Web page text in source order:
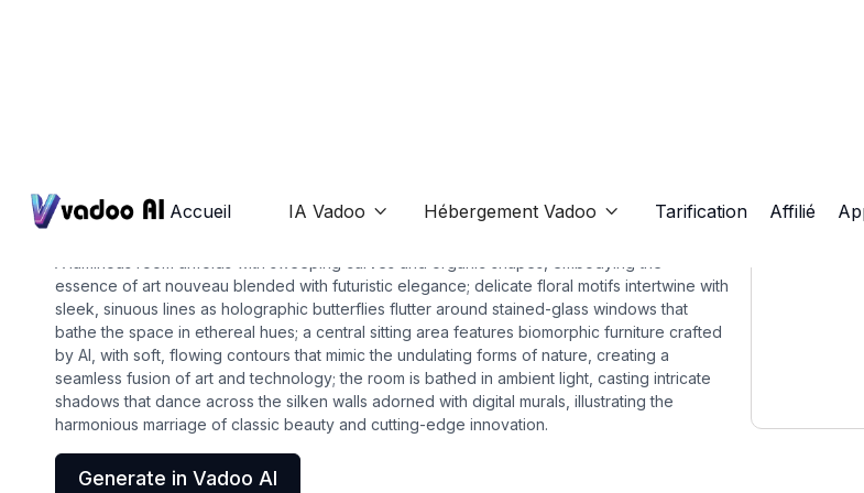
Accueil IA Vadoo  Hébergement Vadoo  Tarification Affilié
art nouveau interior design
essence of art nouveau blended with futuristic elegance; delicate floral motifs intertwine with
sleek, sinuous lines as holographic butterflies flutter around stained-glass windows that
bathe the space in ethereal hues; a central sitting area features biomorphic furniture crafted
by AI, with soft, flowing contours that mimic the undulating forms of nature, creating a
seamless fusion of art and technology; the room is bathed in ambient light, casting intricate
shadows that dance across the silken walls adorned with digital murals, illustrating the
harmonious marriage of classic beauty and cutting-edge innovation.
Generate in Vadoo AI